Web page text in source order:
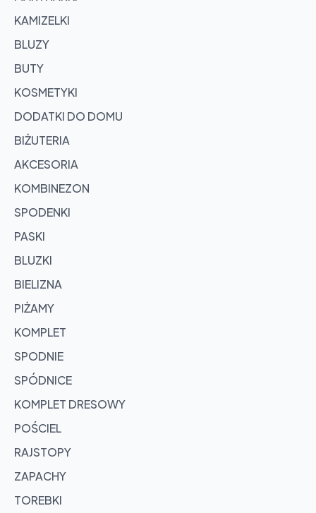
KAMIZELKI
BLUZY
BUTY
KOSMETYKI
DODATKI DO DOMU
BIŻUTERIA
AKCESORIA
KOMBINEZON
SPODENKI
PASKI
BLUZKI
BIELIZNA
PIŻAMY
KOMPLET
SPODNIE
SPÓDNICE
KOMPLET DRESOWY
POŚCIEL
RAJSTOPY
ZAPACHY
TOREBKI